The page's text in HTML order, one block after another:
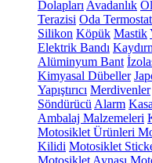
Dolapları Avadanlık
Terazisi Oda
Silikon Köpük Mastik
Elektrik Bandı
Alüminyum Bant
Kimyasal Dübeller
Yapıştırıcı Merdivenler
Söndürücü Alarm
Ambalaj Malzemeleri
Motosiklet Ürünleri
Kilidi Motosiklet
Motosiklet Aynası